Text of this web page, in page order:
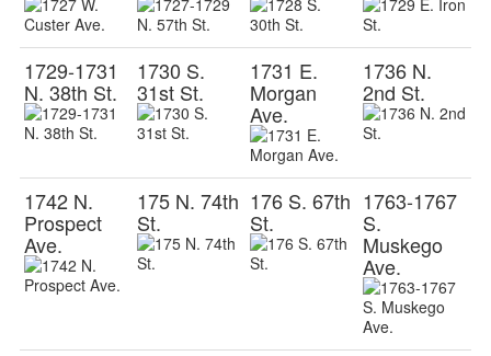
1729-1731
N. 38th St.
1730 S.
31st St.
1731 E.
Morgan
Ave.
1736 N.
2nd St.
1742 N.
Prospect
Ave.
175 N. 74th
St.
176 S. 67th
St.
1763-1767
S.
Muskego
Ave.